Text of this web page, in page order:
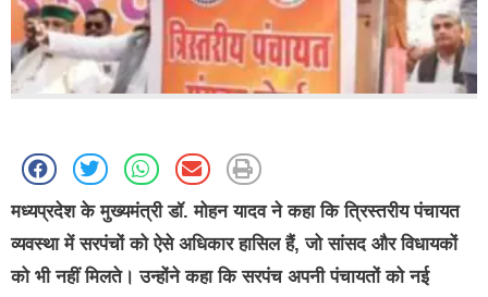
मध्यप्रदेश के मुख्यमंत्री डॉ. मोहन यादव ने कहा कित्रिस्तरीय पंचायत
व्यवस्था में सरपंचों को ऐसे अधिकार हासिल हैं, जो सांसद और विधायकों
को भी नहीं मिलते। उन्होंने कहा कि सरपंच अपनी पंचायतों को नई